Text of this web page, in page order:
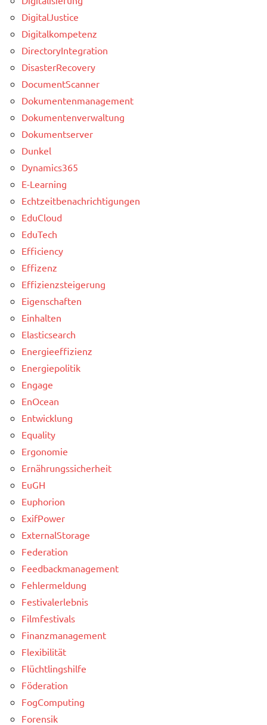
DigitalJustice
Digitalkompetenz
DirectoryIntegration
DisasterRecovery
DocumentScanner
Dokumentenmanagement
Dokumentenverwaltung
Dokumentserver
Dunkel
Dynamics365
E-Learning
Echtzeitbenachrichtigungen
EduCloud
EduTech
Efficiency
Effizenz
Effizienzsteigerung
Eigenschaften
Einhalten
Elasticsearch
Energieeffizienz
Energiepolitik
Engage
EnOcean
Entwicklung
Equality
Ergonomie
Ernährungssicherheit
EuGH
Euphorion
ExifPower
ExternalStorage
Federation
Feedbackmanagement
Fehlermeldung
Festivalerlebnis
Filmfestivals
Finanzmanagement
Flexibilität
Flüchtlingshilfe
Föderation
FogComputing
Forensik